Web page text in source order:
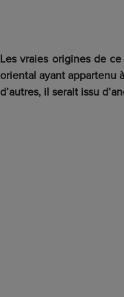
Les vraies origines de ce
oriental ayant appartenu
d’autres, il serait issu